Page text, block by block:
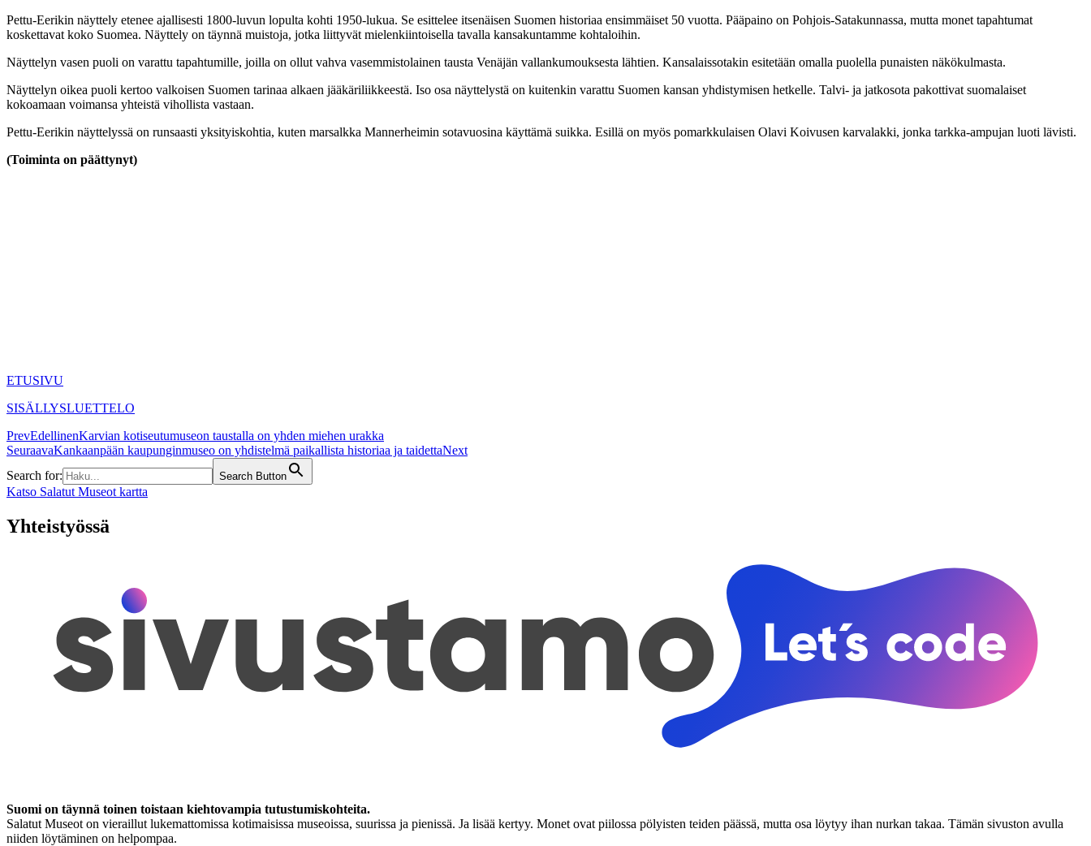
Pettu-Eerikin näyttely etenee ajallisesti 1800-luvun lopulta kohti 1950-lukua. Se esittelee itsenäisen Suomen historiaa ensimmäiset 50 vuotta. Pääpaino on Pohjois-Satakunnassa, mutta monet tapahtumat
koskettavat koko Suomea. Näyttely on täynnä muistoja, jotka liittyvät mielenkiintoisella tavalla kansakuntamme kohtaloihin.
Näyttelyn vasen puoli on varattu tapahtumille, joilla on ollut vahva vasemmistolainen tausta Venäjän vallankumouksesta lähtien. Kansalaissotakin esitetään omalla puolella punaisten näkökulmasta.
Näyttelyn oikea puoli kertoo valkoisen Suomen tarinaa alkaen jääkäriliikkeestä. Iso osa näyttelystä on kuitenkin varattu Suomen kansan yhdistymisen hetkelle. Talvi- ja jatkosota pakottivat suomalaiset
kokoamaan voimansa yhteistä vihollista vastaan.
Pettu-Eerikin näyttelyssä on runsaasti yksityiskohtia, kuten marsalkka Mannerheimin sotavuosina käyttämä suikka. Esillä on myös pomarkkulaisen Olavi Koivusen karvalakki, jonka tarkka-ampujan luoti lävisti.
(Toiminta on päättynyt)
ETUSIVU
SISÄLLYSLUETTELO
PrevEdellinenKarvian kotiseutumuseon taustalla on yhden miehen urakka
SeuraavaKankaanpään kaupunginmuseo on yhdistelmä paikallista historiaa ja taidettaNext
Search for:
Search Button
Katso Salatut Museot kartta
Yhteistyössä
Suomi on täynnä toinen toistaan kiehtovampia tutustumiskohteita.
Salatut Museot on vieraillut lukemattomissa kotimaisissa museoissa, suurissa ja pienissä. Ja lisää kertyy. Monet ovat piilossa pölyisten teiden päässä, mutta osa löytyy ihan nurkan takaa. Tämän sivuston avulla
niiden löytäminen on helpompaa.